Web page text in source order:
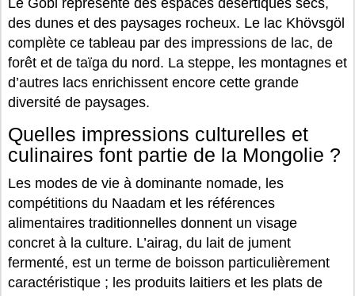
des dunes et des paysages rocheux. Le lac Khövsgöl
complète ce tableau par des impressions de lac, de
forêt et de taïga du nord. La steppe, les montagnes et
d’autres lacs enrichissent encore cette grande
diversité de paysages.
Quelles impressions culturelles et
culinaires font partie de la Mongolie ?
Les modes de vie à dominante nomade, les
compétitions du Naadam et les références
alimentaires traditionnelles donnent un visage
concret à la culture. L’airag, du lait de jument
fermenté, est un terme de boisson particulièrement
caractéristique ; les produits laitiers et les plats de